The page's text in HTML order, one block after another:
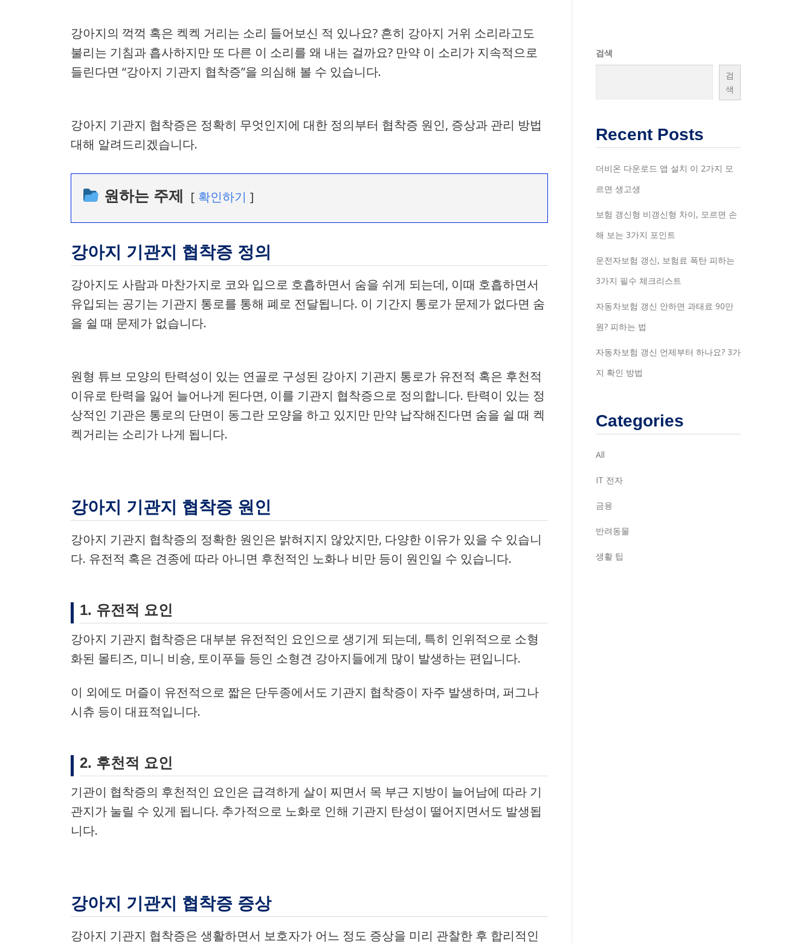
강아지의 꺽꺽 혹은 켁켁 거리는 소리 들어보신 적 있나요? 흔히 강아지 거위 소리라고도
불리는 기침과 흡사하지만 또 다른 이 소리를 왜 내는 걸까요? 만약 이 소리가 지속적으로
들린다면 “강아지 기관지 협착증”을 의심해 볼 수 있습니다.
강아지 기관지 협착증은 정확히 무엇인지에 대한 정의부터 협착증 원인, 증상과 관리 방법
대해 알려드리겠습니다.
원하는 주제 확인하기
강아지 기관지 협착증 정의
강아지도 사람과 마찬가지로 코와 입으로 호흡하면서 숨을 쉬게 되는데, 이때 호흡하면서
유입되는 공기는 기관지 통로를 통해 폐로 전달됩니다. 이 기간지 통로가 문제가 없다면 숨
을 쉴 때 문제가 없습니다.
원형 튜브 모양의 탄력성이 있는 연골로 구성된 강아지 기관지 통로가 유전적 혹은 후천적
이유로 탄력을 잃어 늘어나게 된다면, 이를 기관지 협착증으로 정의합니다. 탄력이 있는 정
상적인 기관은 통로의 단면이 동그란 모양을 하고 있지만 만약 납작해진다면 숨을 쉴 때 켁
켁거리는 소리가 나게 됩니다.
강아지 기관지 협착증 원인
강아지 기관지 협착증의 정확한 원인은 밝혀지지 않았지만, 다양한 이유가 있을 수 있습니
다. 유전적 혹은 견종에 따라 아니면 후천적인 노화나 비만 등이 원인일 수 있습니다.
1. 유전적 요인
강아지 기관지 협착증은 대부분 유전적인 요인으로 생기게 되는데, 특히 인위적으로 소형
화된 몰티즈, 미니 비숑, 토이푸들 등인 소형견 강아지들에게 많이 발생하는 편입니다.
이 외에도 머즐이 유전적으로 짧은 단두종에서도 기관지 협착증이 자주 발생하며, 퍼그나
시츄 등이 대표적입니다.
2. 후천적 요인
기관이 협착증의 후천적인 요인은 급격하게 살이 찌면서 목 부근 지방이 늘어남에 따라 기
관지가 눌릴 수 있게 됩니다. 추가적으로 노화로 인해 기관지 탄성이 떨어지면서도 발생됩
니다.
강아지 기관지 협착증 증상
강아지 기관지 협착증은 생활하면서 보호자가 어느 정도 증상을 미리 관찰한 후 합리적인
검색
검
색
Recent Posts
더비온 다운로드 앱 설치 이 2가지 모
르면 생고생
보험 갱신형 비갱신형 차이, 모르면 손
해 보는 3가지 포인트
운전자보험 갱신, 보험료 폭탄 피하는
3가지 필수 체크리스트
자동차보험 갱신 안하면 과태료 90만
원? 피하는 법
자동차보험 갱신 언제부터 하나요? 3가
지 확인 방법
Categories
All
IT 전자
금융
반려동물
생활 팁